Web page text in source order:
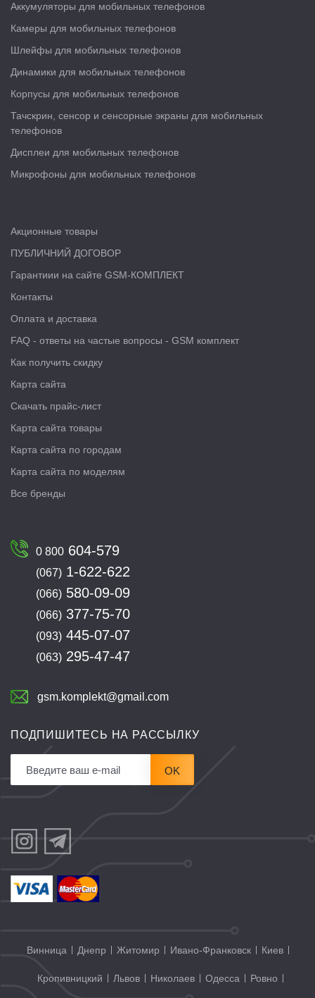
Аккумуляторы для мобильных телефонов
Камеры для мобильных телефонов
Шлейфы для мобильных телефонов
Динамики для мобильных телефонов
Корпусы для мобильных телефонов
Тачскрин, сенсор и сенсорные экраны для мобильных
телефонов
Дисплеи для мобильных телефонов
Микрофоны для мобильных телефонов
Акционные товары
ПУБЛИЧНИЙ ДОГОВОР
Гарантиии на сайте GSM-КОМПЛЕКТ
Контакты
Оплата и доставка
FAQ - ответы на частые вопросы - GSM комплект
Как получить скидку
Карта сайта
Скачать прайс-лист
Карта сайта товары
Карта сайта по городам
Карта сайта по моделям
Все бренды
0 800 604-579
(067) 1-622-622
(066) 580-09-09
(066) 377-75-70
(093) 445-07-07
(063) 295-47-47
gsm.komplekt@gmail.com
ПОДПИШИТЕСЬ НА РАССЫЛКУ
OK
Винница Днепр Житомир Ивано-Франковск Киев
Кропивницкий Львов Николаев Одесса Ровно